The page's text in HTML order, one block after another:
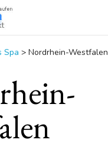
Spa > Nordrhein-Westfalen